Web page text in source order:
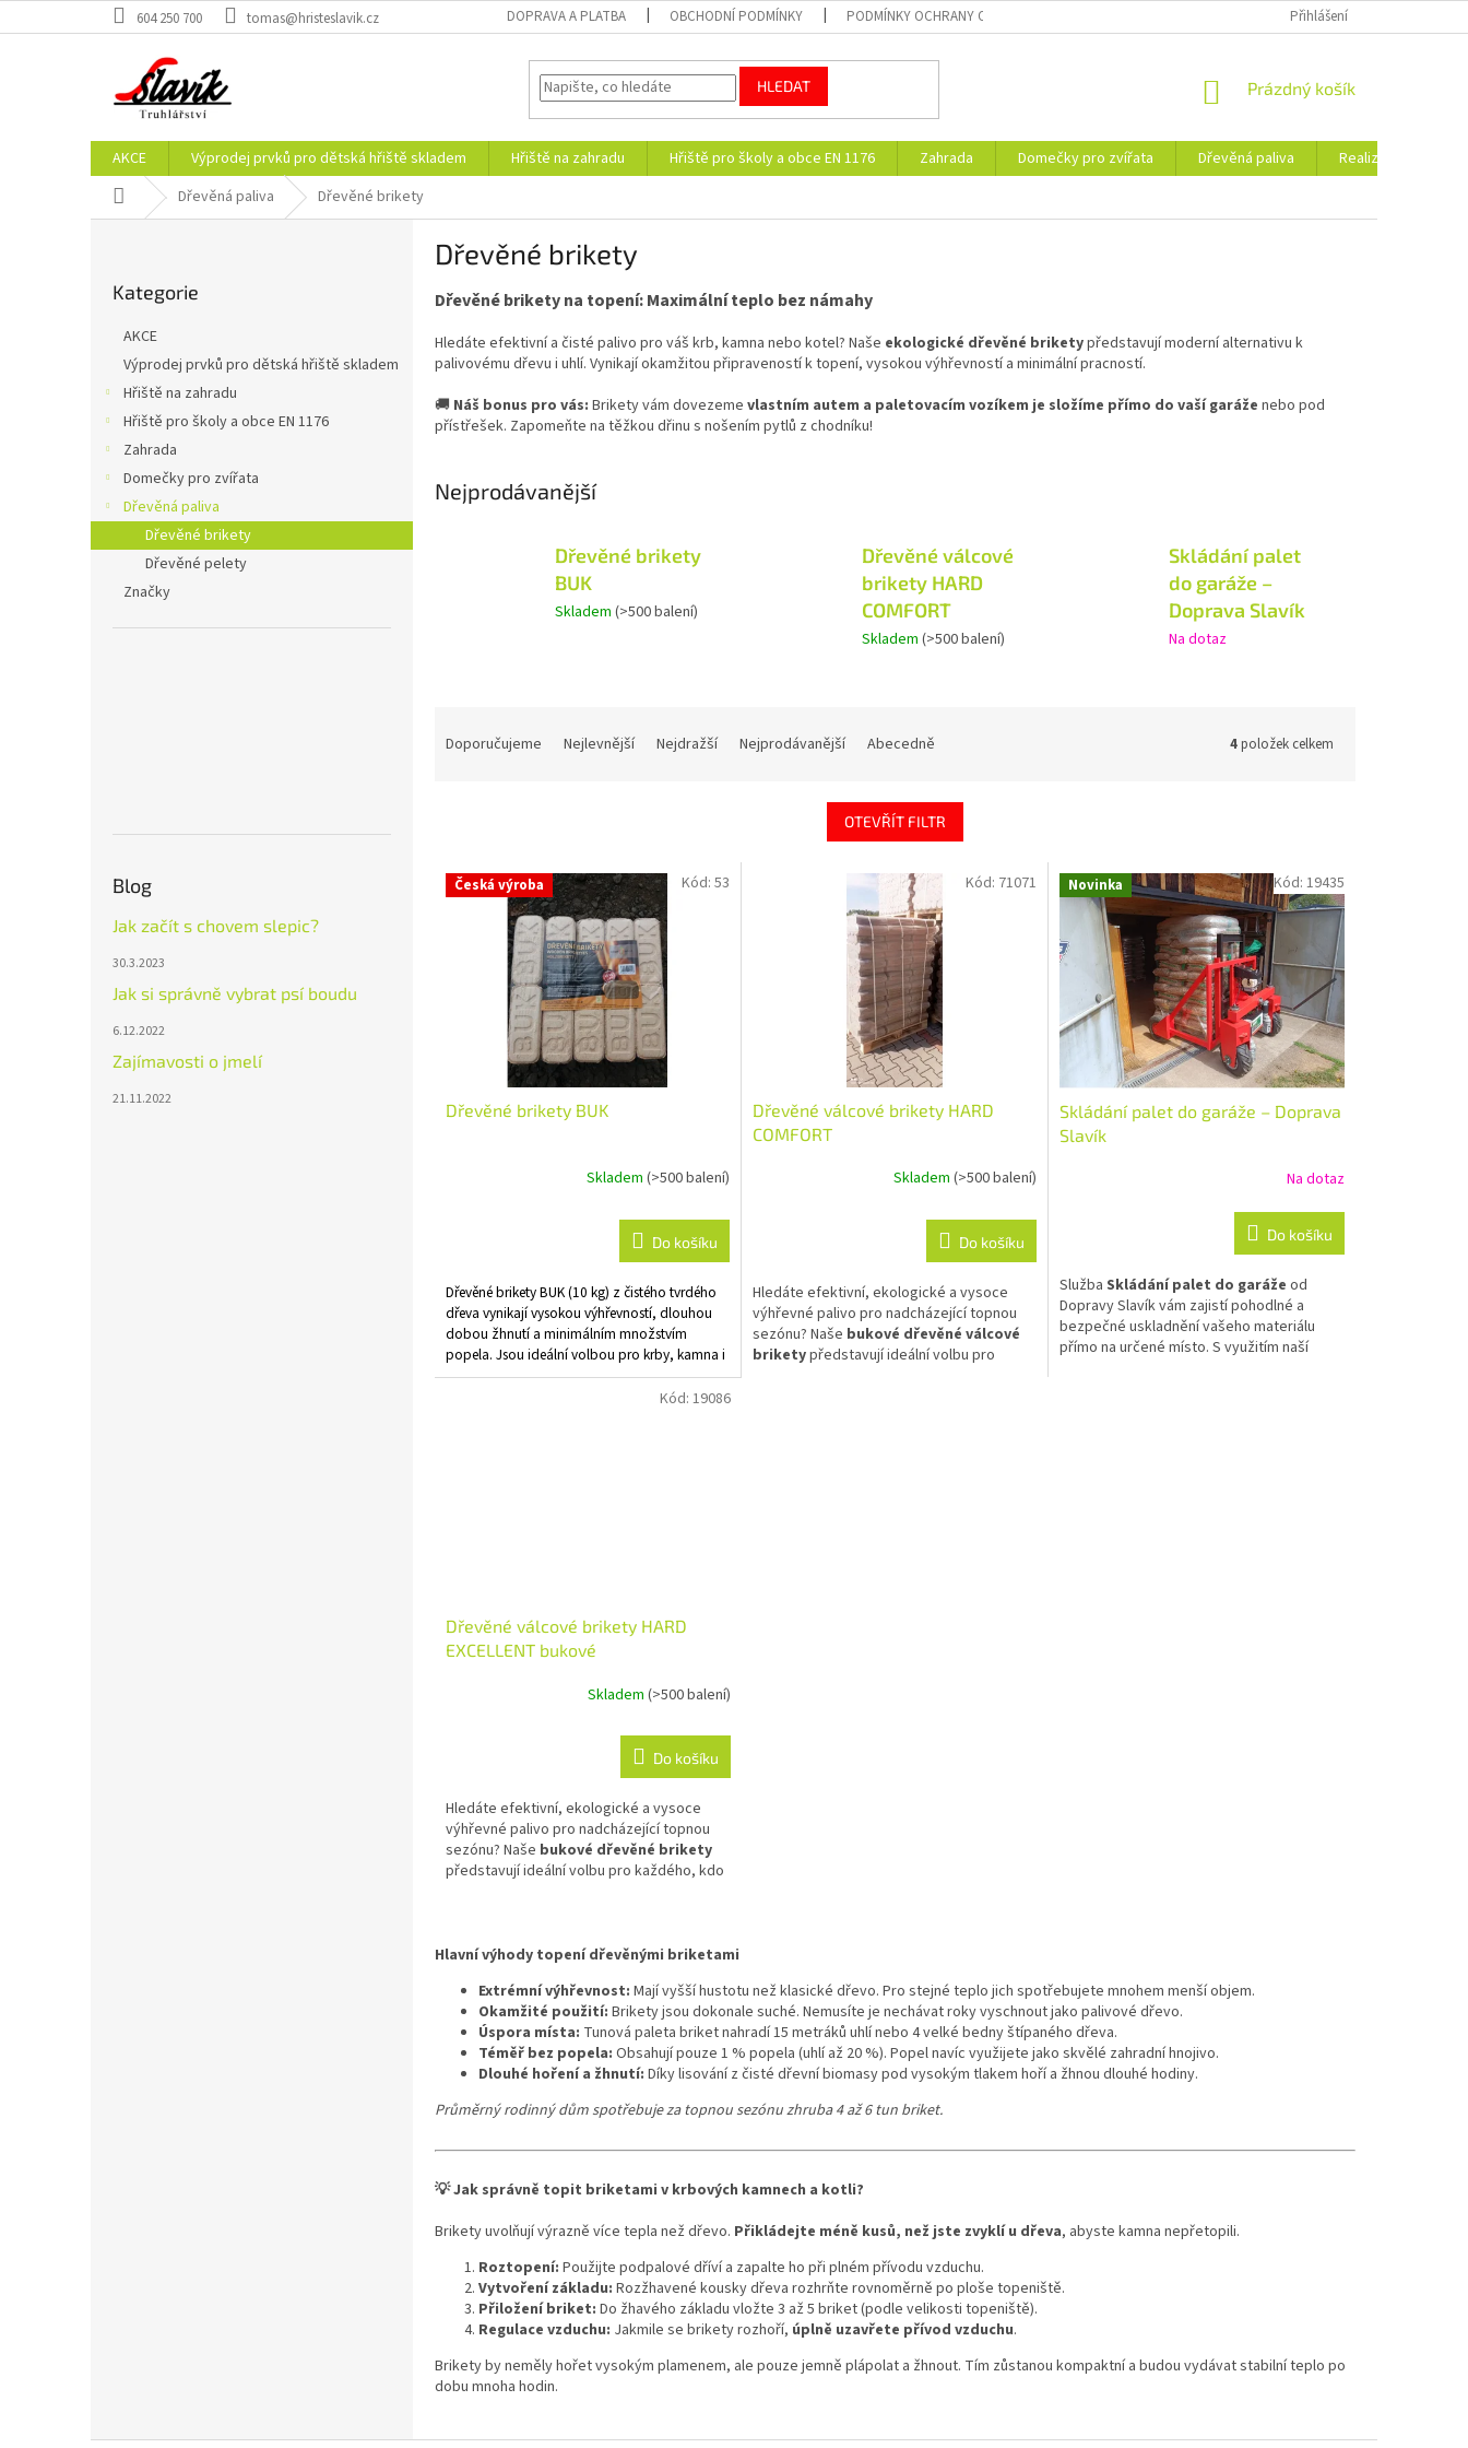
na
604 250 700 tomas@hristeslavik.cz DOPRAVA A PLATBA OBCHODNÍ PODMÍNKY PODMÍNKY OCHRANY OSOBNÍCH ÚDAJŮ PORADNA BLOG
Přihlášení
HLEDAT
NÁKUPNÍ
Prázdný košík
AKCE Výprodej prvků pro dětská hřiště skladem Hřiště na zahradu Hřiště pro školy a obce EN 1176 Zahrada Domečky pro zvířata Dřevěná paliva Realizace
Domů Dřevěná paliva Dřevěné brikety
e
l
kategorie
Kategorie
AKCE
Výprodej prvků pro dětská hřiště skladem
Hřiště na zahradu
Hřiště pro školy a obce EN 1176
Zahrada
Domečky pro zvířata
Dřevěná paliva
Dřevěné brikety
Dřevěné pelety
Značky
Blog
Jak začít s chovem slepic?
30.3.2023
Jak si správně vybrat psí boudu
6.12.2022
Zajímavosti o jmelí
21.11.2022
Dřevěné brikety
Dřevěné brikety na topení: Maximální teplo bez námahy
Hledáte efektivní a čisté palivo pro váš krb, kamna nebo kotel? Naše ekologické dřevěné briketypředstavují moderní alternativu k
palivovému dřevu i uhlí. Vynikají okamžitou připraveností k topení, vysokou výhřevností a minimální pracností.
🚚 Náš bonus pro vás: Brikety vám dovezeme vlastním autem a paletovacím vozíkem je složíme přímo do vaší garáže nebo pod
přístřešek. Zapomeňte na těžkou dřinu s nošením pytlů z chodníku!
Nejprodávanější
Dřevěné brikety
BUK
Skladem (>500 balení)
Dřevěné válcové
brikety HARD
COMFORT
Skladem (>500 balení)
Skládání palet
do garáže –
Doprava Slavík
Na dotaz
Doporučujeme Nejlevnější Nejdražší Nejprodávanější Abecedně 4položek celkem
OTEVŘÍT FILTR
V Česká výroba
Dřevěné brikety BUK
z
5
hvězdiček.
Skladem (>500 balení)
Do košíku
Dřevěné brikety BUK (10 kg) z čistého tvrdého
dřeva vynikají vysokou výhřevností, dlouhou
dobou žhnutí a minimálním množstvím
popela. Jsou ideální volbou pro krby, kamna i
kotle a díky kompaktnímu tvaru cihel se
snadno skladují. Využijte naši pohodlnou
Kód: 53
Dřevěné válcové brikety HARD
COMFORT
Skladem (>500 balení)
Do košíku
Hledáte efektivní, ekologické a vysoce
výhřevné palivo pro nadcházející topnou
sezónu? Naše bukové dřevěné válcové
briketypředstavují ideální volbu pro
Kód: 71071 Novinka
Skládání palet do garáže – Doprava
Slavík
Na dotaz
Do košíku
Služba Skládání palet do garáže od
Dopravy Slavík vám zajistí pohodlné a
bezpečné uskladnění vašeho materiálu
přímo na určené místo. S využitím naší
Kód: 19435
Dřevěné válcové brikety HARD
EXCELLENT bukové
Skladem (>500 balení)
Do košíku
Hledáte efektivní, ekologické a vysoce
výhřevné palivo pro nadcházející topnou
sezónu? Naše bukové dřevěné brikety
představují ideální volbu pro každého, kdo
Kód: 19086
á
d
a
c
í
r
k
p
s
u
Hlavní výhody topení dřevěnými briketami
Extrémní výhřevnost: Mají vyšší hustotu než klasické dřevo. Pro stejné teplo jich spotřebujete mnohem menší objem.
Okamžité použití: Brikety jsou dokonale suché. Nemusíte je nechávat roky vyschnout jako palivové dřevo.
Úspora místa: Tunová paleta briket nahradí 15 metráků uhlí nebo 4 velké bedny štípaného dřeva.
Téměř bez popela: Obsahují pouze 1 % popela (uhlí až 20 %). Popel navíc využijete jako skvělé zahradní hnojivo.
Dlouhé hoření a žhnutí: Díky lisování z čisté dřevní biomasy pod vysokým tlakem hoří a žhnou dlouhé hodiny.
Průměrný rodinný dům spotřebuje za topnou sezónu zhruba 4 až 6 tun briket.
💡 Jak správně topit briketami v krbových kamnech a kotli?
Brikety uvolňují výrazně více tepla než dřevo. Přikládejte méně kusů, než jste zvyklí u dřeva, abyste kamna nepřetopili.
Roztopení: Použijte podpalové dříví a zapalte ho při plném přívodu vzduchu.
Vytvoření základu: Rozžhavené kousky dřeva rozhrňte rovnoměrně po ploše topeniště.
Přiložení briket: Do žhavého základu vložte 3 až 5 briket (podle velikosti topeniště).
Regulace vzduchu: Jakmile se brikety rozhoří, úplně uzavřete přívod vzduchu.
Brikety by neměly hořet vysokým plamenem, ale pouze jemně plápolat a žhnout. Tím zůstanou kompaktní a budou vydávat stabilní teplo po
dobu mnoha hodin.